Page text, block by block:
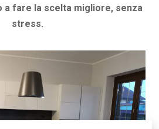
a fare la scelta migliore, senza
stress.